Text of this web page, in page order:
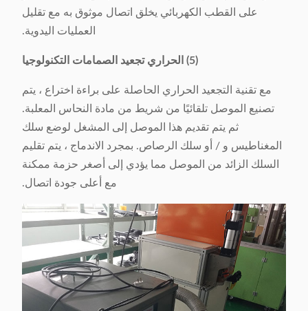
على القطب الكهربائي يخلق اتصال موثوق به مع تقليل
العمليات اليدوية.
(5) الحراري تجعيد الصمامات التكنولوجيا
مع تقنية التجعيد الحراري الحاصلة على براءة اختراع ، يتم
تصنيع الموصل تلقائيًا من شريط من مادة النحاس المعلبة.
ثم يتم تقديم هذا الموصل إلى المشغل لوضع سلك
المغناطيس و / أو سلك الرصاص. بمجرد الاندماج ، يتم تقليم
السلك الزائد من الموصل مما يؤدي إلى أصغر حزمة ممكنة
مع أعلى جودة اتصال.